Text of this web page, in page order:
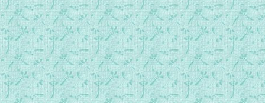
087.大卫仁心不害扫罗.mp3
088.亚比该向大卫讨好.mp3
089.大卫取走扫罗身旁的枪而不害他.mp3
090.隐多珥的巫婆_和扫罗的死亡.mp3
091.洗革拉城被烧掠.mp3